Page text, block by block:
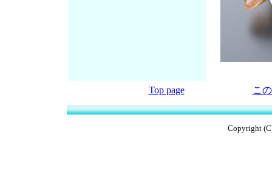
Top page こ
Copyright